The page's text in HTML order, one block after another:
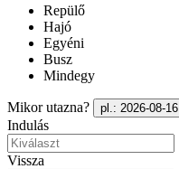
Repülő
Hajó
Egyéni
Busz
Mindegy
Mikor utazna? pl.: 2026-08-16
Indulás
Vissza